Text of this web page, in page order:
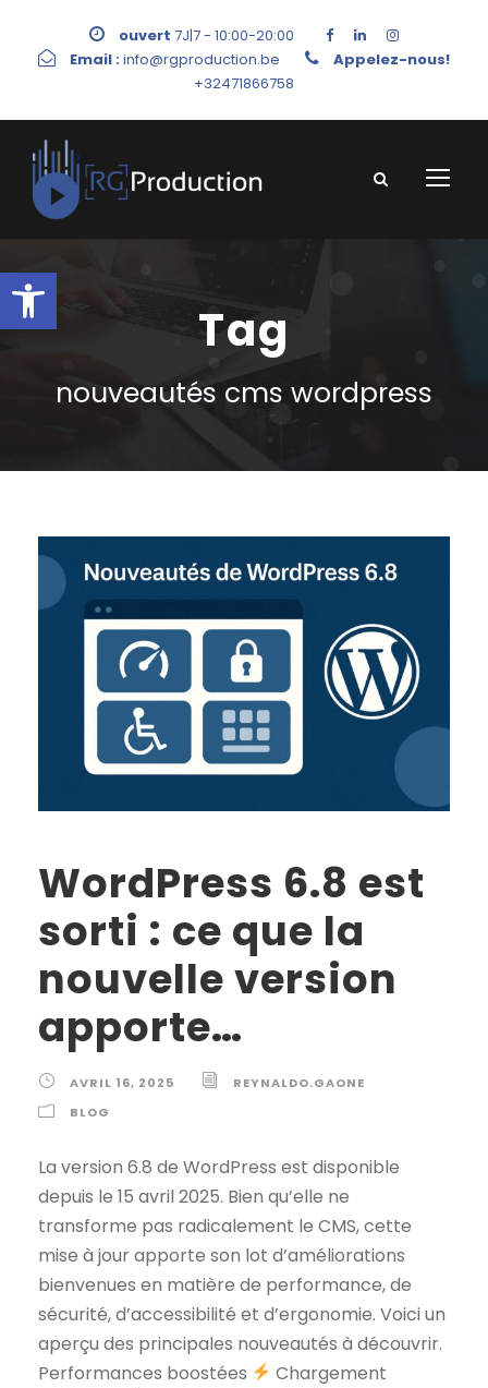
Ouvrir la barre d’outils
ouvert 7J|7 - 10:00-20:00
Email :info@rgproduction.be
Appelez-nous!
+32471866758
Tag
nouveautés cms wordpress
WordPress 6.8 est
sorti : ce que la
nouvelle version
apporte…
AVRIL 16, 2025
REYNALDO.GAONE
BLOG
La version 6.8 de WordPress est disponible
depuis le 15 avril 2025. Bien qu’elle ne
transforme pas radicalement le CMS, cette
mise à jour apporte son lot d’améliorations
bienvenues en matière de performance, de
sécurité, d’accessibilité et d’ergonomie. Voici un
aperçu des principales nouveautés à découvrir.
Performances boostées
Chargement